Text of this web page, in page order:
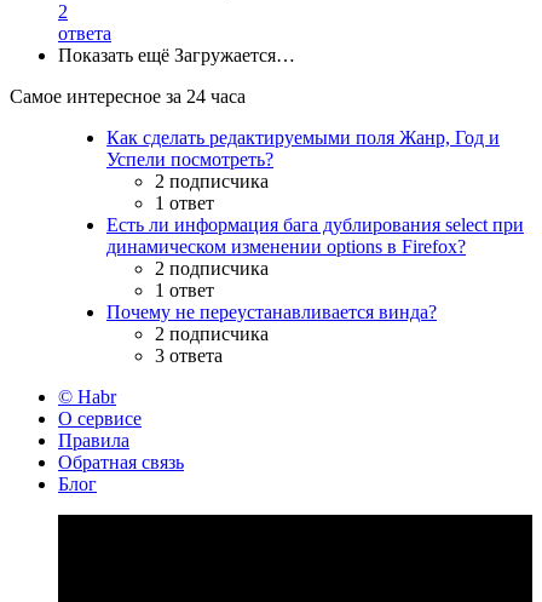
2
ответа
Показать ещё Загружается…
Самое интересное за 24 часа
Как сделать редактируемыми поля Жанр, Год и
Успели посмотреть?
2 подписчика
1 ответ
Есть ли информация бага дублирования select при
динамическом изменении options в Firefox?
2 подписчика
1 ответ
Почему не переустанавливается винда?
2 подписчика
3 ответа
© Habr
О сервисе
Правила
Обратная связь
Блог